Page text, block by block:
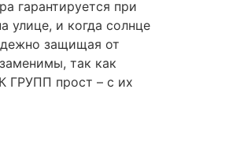
гарантируется при
улице, и когда солнце
защищая от
так как
ГРУПП прост – с их